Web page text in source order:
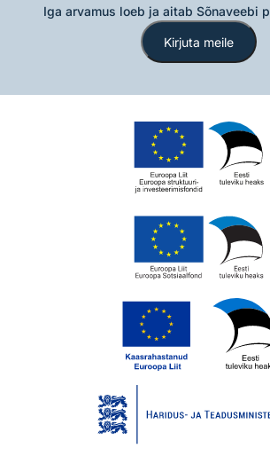
Iga arvamus loeb ja aitab Sõnaveebi
Kirjuta meile